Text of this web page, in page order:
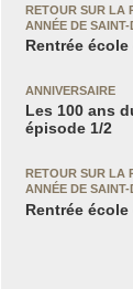
RETOUR SUR LA
ANNÉE DE SAINT-
Rentrée
ANNIVERSAIRE
Les 100 ans
épisode 1/2
RETOUR SUR LA
ANNÉE DE SAINT-
Rentrée